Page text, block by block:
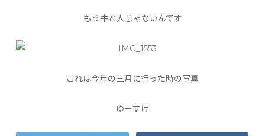
もう牛と人じゃないんです
これは今年の三月に行った時の写真
ゆーすけ